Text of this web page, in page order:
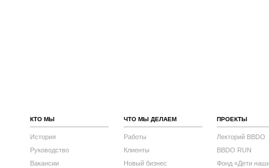
КТО МЫ
История
Руководство
Вакансии
ЧТО МЫ ДЕЛАЕМ
Работы
Клиенты
Новый бизнес
ПРОЕКТЫ
Лекторий BBDO
BBDO RUN
Фонд «Дети